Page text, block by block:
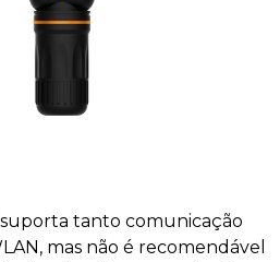
tanto comunicação
mas não é recomendável